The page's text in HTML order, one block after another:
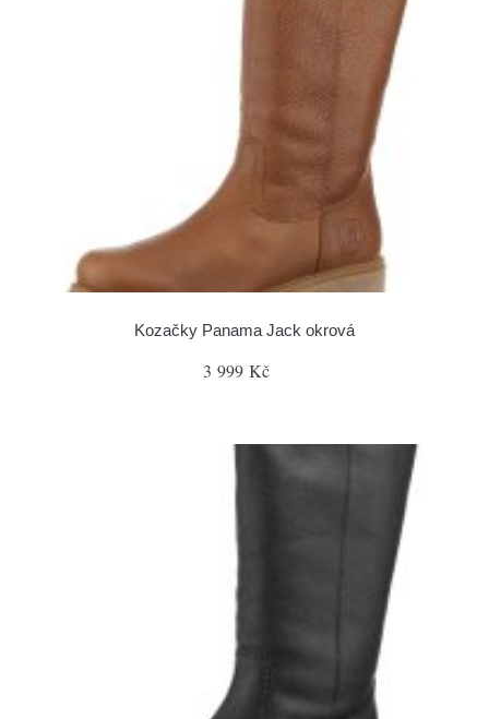
Kozačky Panama Jack okrová
3 999 Kč